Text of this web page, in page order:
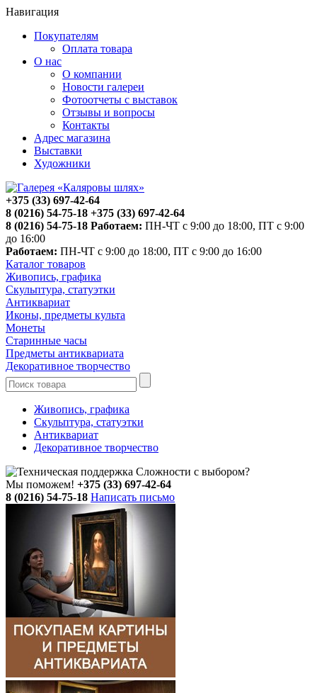
Навигация
Покупателям
Оплата товара
О нас
О компании
Новости галереи
Фотоотчеты с выставок
Отзывы и вопросы
Контакты
Адрес магазина
Выставки
Художники
+375 (33) 697-42-64
8 (0216) 54-75-18 +375 (33) 697-42-64
8 (0216) 54-75-18 Работаем: ПН-ЧТ с 9:00 до 18:00, ПТ с 9:00
до 16:00
Работаем: ПН-ЧТ с 9:00 до 18:00, ПТ с 9:00 до 16:00
Каталог товаров
Живопись, графика
Скульптура, статуэтки
Антиквариат
Иконы, предметы культа
Монеты
Старинные часы
Предметы антиквариата
Декоративное творчество
Живопись, графика
Скульптура, статуэтки
Антиквариат
Декоративное творчество
Сложности с выбором?
Мы поможем! +375 (33) 697-42-64
8 (0216) 54-75-18 Написать письмо